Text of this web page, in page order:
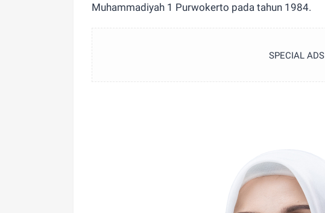
Muhammadiyah 1 Purwokerto pada tahun 1984.
SPECIAL ADS